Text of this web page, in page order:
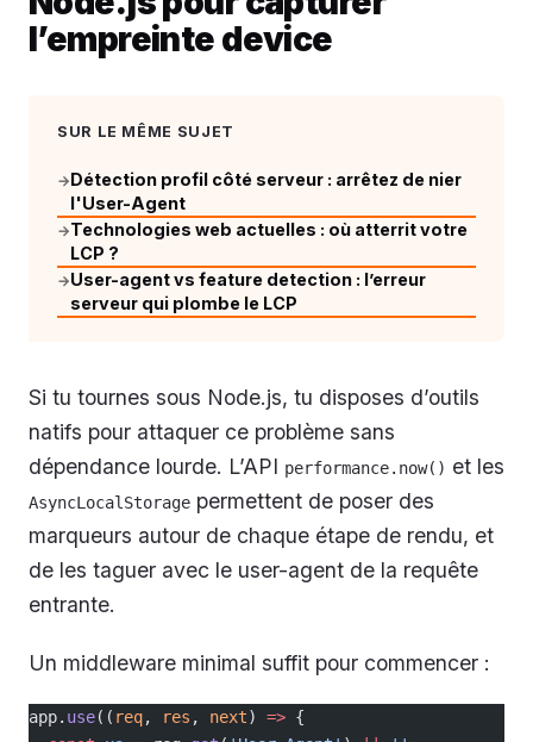
l’empreinte device
SUR LE MÊME SUJET
→Détection profil côté serveur : arrêtez de nier
l'User-Agent
→Technologies web actuelles : où atterrit votre
LCP ?
→User-agent vs feature detection : l’erreur
serveur qui plombe le LCP
Si tu tournes sous Node.js, tu disposes d’outils
natifs pour attaquer ce problème sans
dépendance lourde. L’API performance.now() et les
AsyncLocalStorage permettent de poser des
marqueurs autour de chaque étape de rendu, et
de les taguer avec le user-agent de la requête
entrante.
Un middleware minimal suffit pour commencer :
app. use(( req, res , next) => {